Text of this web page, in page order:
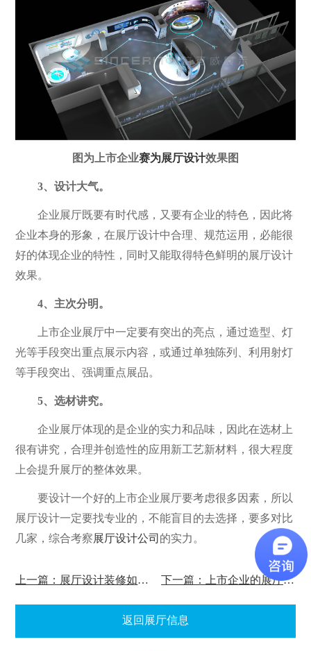
图为上市企业赛为展厅设计效果图
3、设计大气。
企业展厅既要有时代感，又要有企业的特色，因此将
企业本身的形象，在展厅设计中合理、规范运用，必能很
好的体现企业的特性，同时又能取得特色鲜明的展厅设计
效果。
4、主次分明。
上市企业展厅中一定要有突出的亮点，通过造型、灯
光等手段突出重点展示内容，或通过单独陈列、利用射灯
等手段突出、强调重点展品。
5、选材讲究。
企业展厅体现的是企业的实力和品味，因此在选材上
很有讲究，合理并创造性的应用新工艺新材料，很大程度
上会提升展厅的整体效果。
要设计一个好的上市企业展厅要考虑很多因素，所以
展厅设计一定要找专业的，不能盲目的去选择，要多对比
几家，综合考察展厅设计公司 的实力。
上一篇：展厅设计装修如何吸引顾客? 下一篇：上市企业的展厅怎么设计搭建?
返回展厅信息